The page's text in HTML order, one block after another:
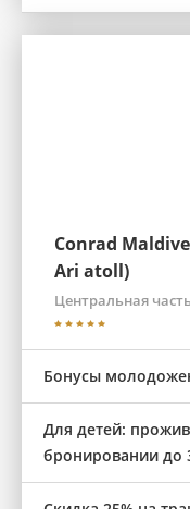
Conrad
Ari atoll)
Центральная часть
Бонусы
Для детей:
бронировании до